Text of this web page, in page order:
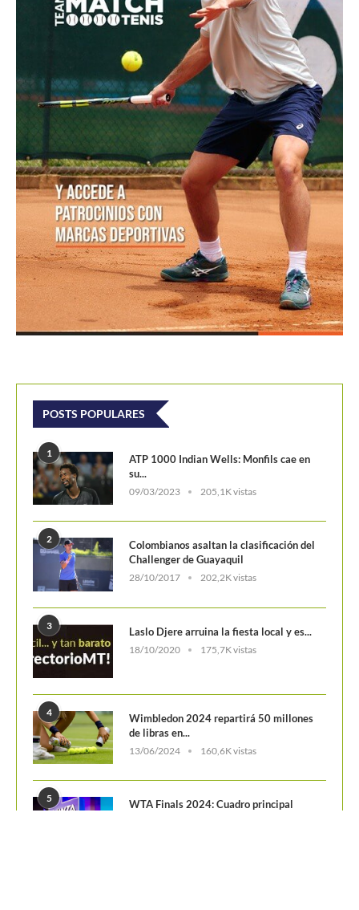
POSTS POPULARES
1
ATP 1000 Indian Wells: Monfils cae en
su...
09/03/2023 205,1K vistas
2
Colombianos asaltan la clasificación del
Challenger de Guayaquil
28/10/2017 202,2K vistas
3 Laslo Djere arruina la fiesta local y es...
18/10/2020 175,7K vistas
4
Wimbledon 2024 repartirá 50 millones
de libras en...
13/06/2024 160,6K vistas
5 WTA Finals 2024: Cuadro principal